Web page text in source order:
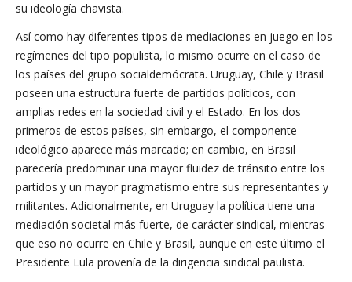
su ideología chavista.
Así como hay diferentes tipos de mediaciones en juego en los
regímenes del tipo populista, lo mismo ocurre en el caso de
los países del grupo socialdemócrata. Uruguay, Chile y Brasil
poseen una estructura fuerte de partidos políticos, con
amplias redes en la sociedad civil y el Estado. En los dos
primeros de estos países, sin embargo, el componente
ideológico aparece más marcado; en cambio, en Brasil
parecería predominar una mayor fluidez de tránsito entre los
partidos y un mayor pragmatismo entre sus representantes y
militantes. Adicionalmente, en Uruguay la política tiene una
mediación societal más fuerte, de carácter sindical, mientras
que eso no ocurre en Chile y Brasil, aunque en este último el
Presidente Lula provenía de la dirigencia sindical paulista.